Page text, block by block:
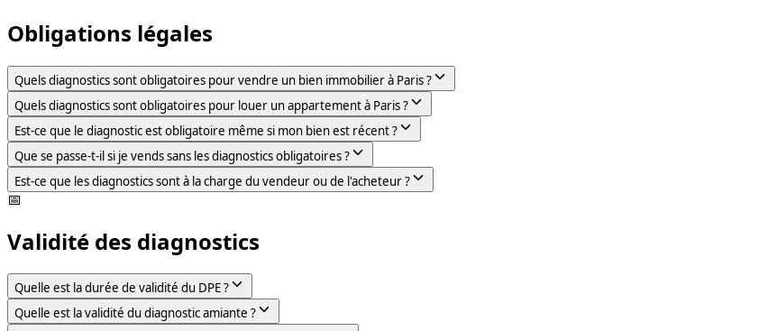
Obligations légales
Quels diagnostics sont obligatoires pour vendre un bien immobilier à Paris ?
Quels diagnostics sont obligatoires pour louer un appartement à Paris ?
Est-ce que le diagnostic est obligatoire même si mon bien est récent ?
Que se passe-t-il si je vends sans les diagnostics obligatoires ?
Est-ce que les diagnostics sont à la charge du vendeur ou de l'acheteur ?
📅
Validité des diagnostics
Quelle est la durée de validité du DPE ?
Quelle est la validité du diagnostic amiante ?